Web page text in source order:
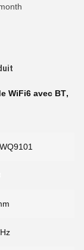
WiFi6 avec BT,